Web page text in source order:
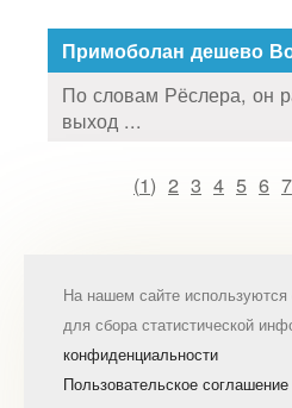
Примоболан дешево
По словам Рёслера, он
выход ...
(1) 2 3 4 5 6 7
На нашем сайте используются
для сбора статистической
конфиденциальности
Пользовательское соглашение